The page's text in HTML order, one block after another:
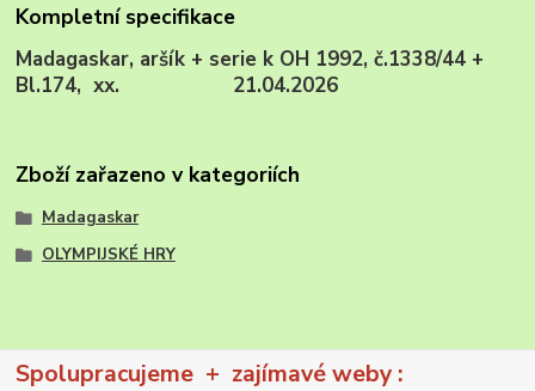
Kompletní specifikace
Madagaskar, aršík + serie k OH 1992, č.1338/44 +
Bl.174, xx. 21.04.2026
Zboží zařazeno v kategoriích
Madagaskar
OLYMPIJSKÉ HRY
Spolupracujeme + zajímavé weby :